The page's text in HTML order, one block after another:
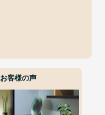
お客様の声